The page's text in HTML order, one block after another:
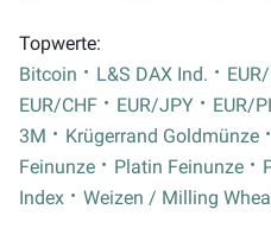
Topwerte:
Bitcoin
L&S DAX Ind.
EUR/CHF
EUR/JPY EUR/
3M
Krügerrand Goldmünze
Feinunze
Platin Feinunze
Index
Weizen / Milling